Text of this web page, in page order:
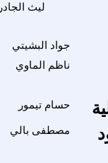
ليث الجادر
جواد البشيتي
ناظم الماوي
حسام تيمور
مصطفى بالي